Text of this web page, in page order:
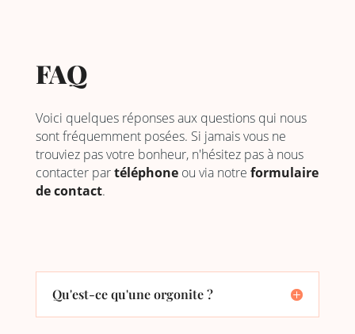
FAQ
Voici quelques réponses aux questions qui nous
sont fréquemment posées. Si jamais vous ne
trouviez pas votre bonheur, n'hésitez pas à nous
contacter partéléphoneou via notre formulaire
de contact.
Qu'est-ce qu'une orgonite ?